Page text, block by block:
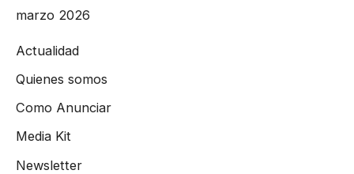
marzo 2026
Actualidad
Quienes somos
Como Anunciar
Media Kit
Newsletter